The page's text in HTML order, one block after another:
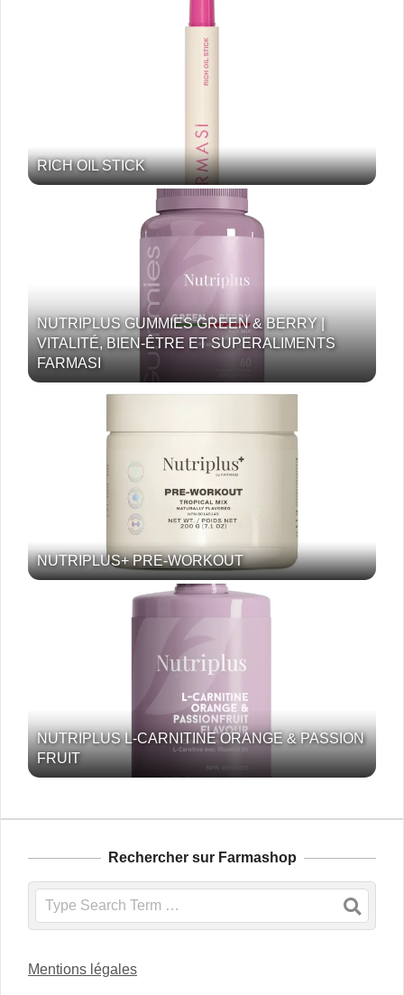
RICH OIL STICK
NUTRIPLUS GUMMIES GREEN & BERRY |
VITALITÉ, BIEN-ÊTRE ET SUPERALIMENTS
FARMASI
NUTRIPLUS+ PRE-WORKOUT
NUTRIPLUS L-CARNITINE ORANGE & PASSION
FRUIT
Rechercher sur Farmashop
Search
Mentions légales